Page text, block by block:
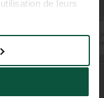
de leurs